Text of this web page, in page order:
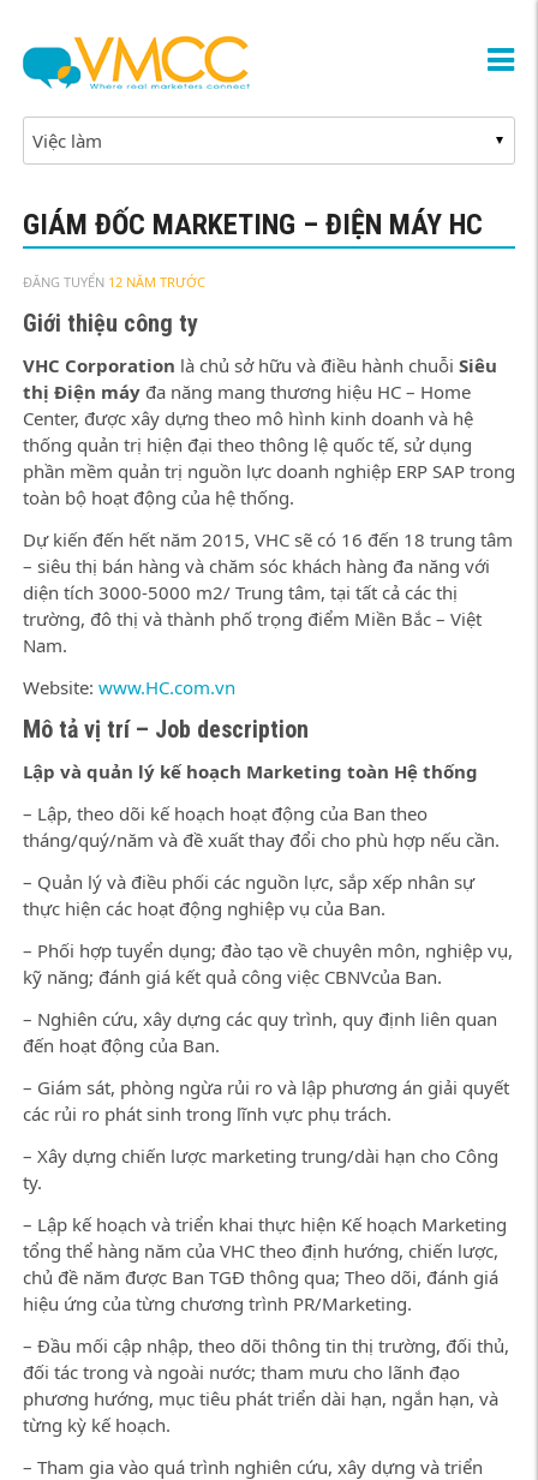
GIÁM ĐỐC MARKETING – ĐIỆN MÁY HC
ĐĂNG TUYỂN 12 NĂM TRƯỚC
Giới thiệu công ty
VHC Corporation là chủ sở hữu và điều hành chuỗi Siêu
thị Điện máyđa năng mang thương hiệu HC – Home
Center, được xây dựng theo mô hình kinh doanh và hệ
thống quản trị hiện đại theo thông lệ quốc tế, sử dụng
phần mềm quản trị nguồn lực doanh nghiệp ERP SAP trong
toàn bộ hoạt động của hệ thống.
Dự kiến đến hết năm 2015, VHC sẽ có 16 đến 18 trung tâm
– siêu thị bán hàng và chăm sóc khách hàng đa năng với
diện tích 3000-5000 m2/ Trung tâm, tại tất cả các thị
trường, đô thị và thành phố trọng điểm Miền Bắc – Việt
Nam.
Website: www.HC.com.vn
Mô tả vị trí – Job description
Lập và quản lý kế hoạch Marketing toàn Hệ thống
– Lập, theo dõi kế hoạch hoạt động của Ban theo
tháng/quý/năm và đề xuất thay đổi cho phù hợp nếu cần.
– Quản lý và điều phối các nguồn lực, sắp xếp nhân sự
thực hiện các hoạt động nghiệp vụ của Ban.
– Phối hợp tuyển dụng; đào tạo về chuyên môn, nghiệp vụ,
kỹ năng; đánh giá kết quả công việc CBNVcủa Ban.
– Nghiên cứu, xây dựng các quy trình, quy định liên quan
đến hoạt động của Ban.
– Giám sát, phòng ngừa rủi ro và lập phương án giải quyết
các rủi ro phát sinh trong lĩnh vực phụ trách.
– Xây dựng chiến lược marketing trung/dài hạn cho Công
ty.
– Lập kế hoạch và triển khai thực hiện Kế hoạch Marketing
tổng thể hàng năm của VHC theo định hướng, chiến lược,
chủ đề năm được Ban TGĐ thông qua; Theo dõi, đánh giá
hiệu ứng của từng chương trình PR/Marketing.
– Đầu mối cập nhập, theo dõi thông tin thị trường, đối thủ,
đối tác trong và ngoài nước; tham mưu cho lãnh đạo
phương hướng, mục tiêu phát triển dài hạn, ngắn hạn, và
từng kỳ kế hoạch.
– Tham gia vào quá trình nghiên cứu, xây dựng và triển